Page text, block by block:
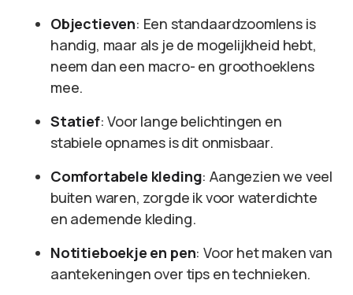
Objectieven: Een standaardzoomlens is
handig, maar als je de mogelijkheid hebt,
neem dan een macro- en groothoeklens
mee.
Statief: Voor lange belichtingen en
stabiele opnames is dit onmisbaar.
Comfortabele kleding: Aangezien we veel
buiten waren, zorgde ik voor waterdichte
en ademende kleding.
Notitieboekje en pen: Voor het maken van
aantekeningen over tips en technieken.